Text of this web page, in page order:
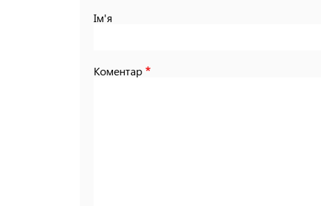
Ім'я
Коментар